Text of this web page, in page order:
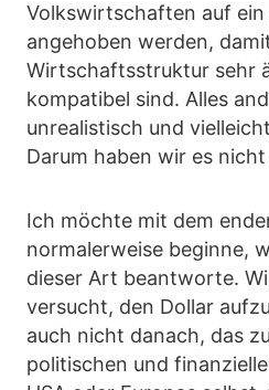
Volkswirtschaften auf ein
angehoben werden,
Wirtschaftsstruktur sehr
kompatibel sind. Alles
unrealistisch und
Darum haben wir es nicht
Ich möchte mit dem
normalerweise beginne,
dieser Art beantworte.
versucht, den Dollar
auch nicht danach, das
politischen und